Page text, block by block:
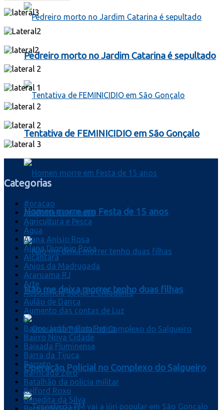
Pedreiro morto no Jardim Catarina é sepultado
Tentativa de FEMINICIDIO em São Gonçalo
Homen morre em Festa de 15 anos
Não me deixa morrer tenho duas filhas
Operação Policial no Complexo do Salgueiro
Categorias
#oracao
Acidente com moto
Agricultura e Pesca
Água
Alana Anísio Rosa
Alana Dionísio Rosa
Alcântara
Anjos da Madrugada
Araruama RJ
Arte
Assistência Social e Cidadania
Aulão de Dança
Aumento das contas de Luz
b
Bairro Jardim Bom Retiro
Bairro Nova Cidade
Baixada Fluminense
Barra da Tijuca
Barreto
Barricada Zero
Batalhão da polícia militar
Belford Roxo
Benedita da Silva